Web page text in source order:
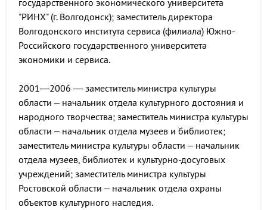
государственного экономического университета
"РИНХ" (г. Волгодонск); заместитель директора
Волгодонского института сервиса (филиала) Южно-
Российского государственного университета
экономики и сервиса.
2001—2006 — заместитель министра культуры
области – начальник отдела культурного достояния и
народного творчества; заместитель министра культуры
области – начальник отдела музеев и библиотек;
заместитель министра культуры области – начальник
отдела музеев, библиотек и культурно-досуговых
учреждений; заместитель министра культуры
Ростовской области – начальник отдела охраны
объектов культурного наследия.